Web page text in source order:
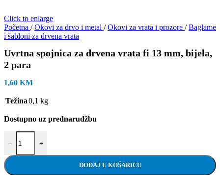
Click to enlarge
Početna / Okovi za drvo i metal / Okovi za vrata i prozore / Baglame
i šabloni za drvena vrata
Uvrtna spojnica za drvena vrata fi 13 mm, bijela,
2 para
1,60 KM
Težina0,1 kg
Dostupno uz prednarudžbu
-
Uvrtna spojnica za drvena vrata fi 13 mm, bijela, 2 para količina
+
DODAJ U KOŠARICU